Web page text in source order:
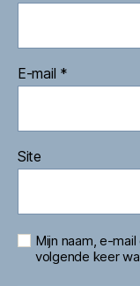
E-mail *
Site
Mijn naam, e-
volgende keer